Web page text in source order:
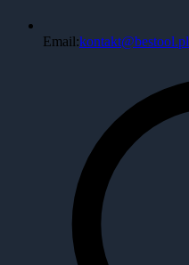
Email:kontakt@bestool.pl